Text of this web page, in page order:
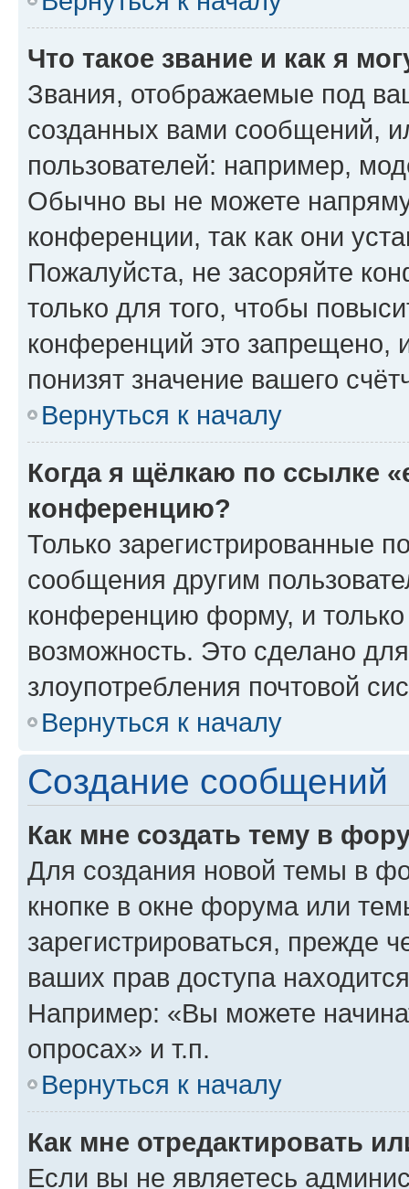
Что такое звание и как я
Звания, отображаемые под
созданных вами сообщений,
пользователей: например,
Обычно вы не можете
конференции, так как они
Пожалуйста, не засоряйте
только для того, чтобы
конференций это запрещено,
понизят значение вашего
Вернуться к началу
Когда я щёлкаю по ссылке
конференцию?
Только зарегистрированные
сообщения другим
конференцию форму, и
возможность. Это сделано
злоупотребления почтовой
Вернуться к началу
Создание сообщений
Как мне создать тему в
Для создания новой темы в
кнопке в окне форума или
зарегистрироваться, прежде
ваших прав доступа
Например: «Вы можете
опросах» и т.п.
Вернуться к началу
Как мне отредактировать
Если вы не являетесь